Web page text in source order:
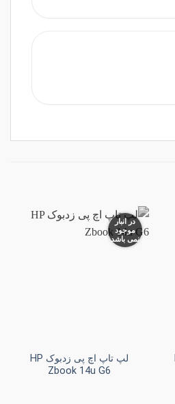
در انبار
موجود
نمی باشد
لپ تاپ اچ پی زدبوک HP
Zbook 14u G6